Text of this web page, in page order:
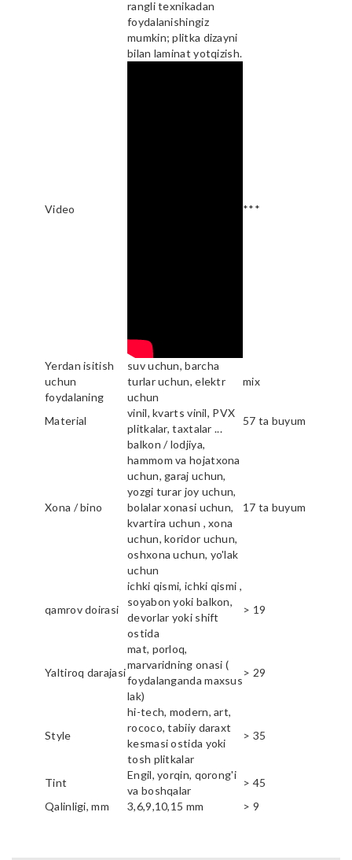
rangli texnikadan
foydalanishingiz
mumkin; plitka dizayni
bilan laminat yotqizish.
Video ***
Yerdan isitish
uchun
foydalaning
suv uchun, barcha
turlar uchun, elektr
uchun
mix
Material
vinil, kvarts vinil, PVX
plitkalar, taxtalar ...
57 ta buyum
Xona / bino
balkon / lodjiya,
hammom va hojatxona
uchun, garaj uchun,
yozgi turar joy uchun,
bolalar xonasi uchun,
kvartira uchun , xona
uchun, koridor uchun,
oshxona uchun, yo'lak
uchun
17 ta buyum
qamrov doirasi
ichki qismi, ichki qismi ,
soyabon yoki balkon,
devorlar yoki shift
ostida
> 19
Yaltiroq darajasi
mat, porloq,
marvaridning onasi (
foydalanganda maxsus
lak)
> 29
Style
hi-tech, modern, art,
rococo, tabiiy daraxt
kesmasi ostida yoki
tosh plitkalar
> 35
Tint
Engil, yorqin, qorong'i
va boshqalar
> 45
Qalinligi, mm
3,6,9,10,15 mm > 9